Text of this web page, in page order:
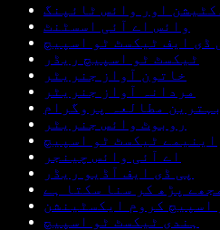
اور وائس ٹائپنگ
وائس اے آئی اسسٹنٹ
ڈی ایف ٹیکسٹ ٹو اسپیچ
ٹیکسٹ ٹو اسپیچ ریڈر
خاتون آواز جنریٹر
مردانہ آواز جنریٹر
مطالعہ پروگرام
روبوٹ وائس جنریٹر
اینیمے ٹیکسٹ ٹو اسپیچ
اے آئی وائس چینجر
پی ڈی ایف آڈیو ریڈر
پڑھ کر سنا سکتا ہے
اسپیچ کروم ایکسٹینشن
ہندی ٹیکسٹ ٹو اسپیچ